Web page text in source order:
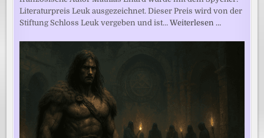
Literaturpreis Leuk ausgezeichnet. Dieser Preis wird von der
Stiftung Schloss Leuk vergeben und ist…Weiterlesen …